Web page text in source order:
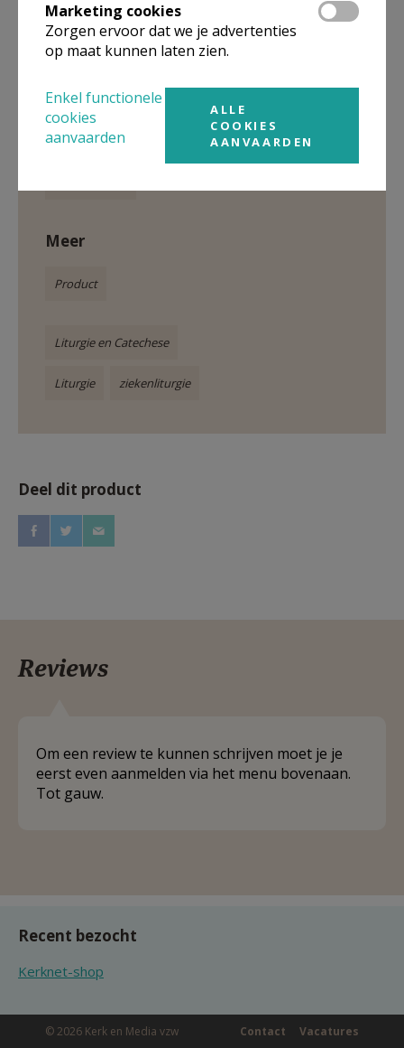
Gepubliceerd door
Meer
Product
Liturgie en Catechese
Liturgie ziekenliturgie
Deel dit product
Reviews
Om een review te kunnen schrijven moet je je
eerst even aanmelden via het menu bovenaan.
Tot gauw.
Recent bezocht
Kerknet-shop
© 2026 Kerk en Media vzw Vacatures
Contact
Marketing cookies
Zorgen ervoor dat we je advertenties
op maat kunnen laten zien.
Enkel functionele
cookies
aanvaarden
ALLE
COOKIES
AANVAARDEN